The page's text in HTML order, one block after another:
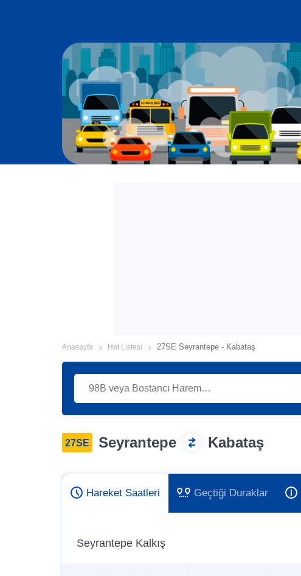
Anasayfa Hat Listesi 27SE Seyrantepe - Kabataş
27SE Seyrantepe Kabataş
Hareket Saatleri Geçtiği Duraklar
Seyrantepe Kalkış